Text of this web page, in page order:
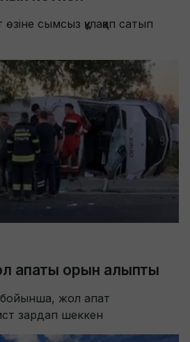
сымсыз құлаққап сатып
апаты орын алыпты
жол апат
зардап шеккен